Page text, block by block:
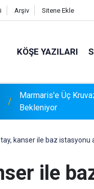
Arşiv Sitene Ekle
KÖŞE YAZILARI
MARMARİS'TE
kanser ile baz istasyonu
ile